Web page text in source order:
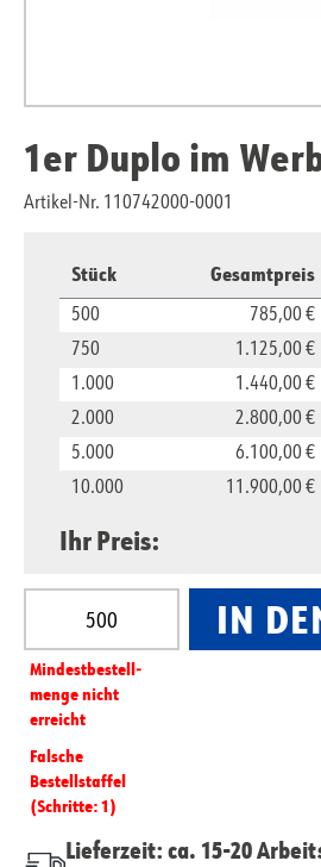
1er Duplo im
Artikel-Nr. 110742000-0001
Stück Gesamtpreis
500 785,00 €
750
1.125,00 €
1.000
1.440,00 €
2.000
2.800,00 €
5.000
6.100,00 €
10.000
11.900,00 €
Ihr Preis:
Produkt Anzahl: Gib den
Mindest­­bestell­­
menge nicht
erreicht
Falsche
Bestellstaffel
(Schritte: 1)
IN
Lieferzeit: ca. 15-20